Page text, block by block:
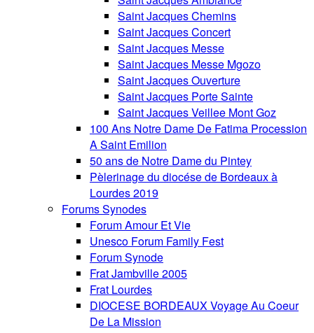
Saint Jacques Chemins
Saint Jacques Concert
Saint Jacques Messe
Saint Jacques Messe Mgozo
Saint Jacques Ouverture
Saint Jacques Porte Sainte
Saint Jacques Veillee Mont Goz
100 Ans Notre Dame De Fatima Procession
A Saint Emilion
50 ans de Notre Dame du Pintey
Pèlerinage du diocése de Bordeaux à
Lourdes 2019
Forums Synodes
Forum Amour Et Vie
Unesco Forum Family Fest
Forum Synode
Frat Jambville 2005
Frat Lourdes
DIOCESE BORDEAUX Voyage Au Coeur
De La Mission